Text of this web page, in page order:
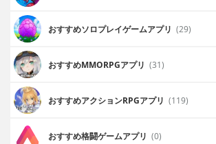
おすすめソロプレイゲームアプリ (29)
おすすめ MMORPGアプリ (31)
おすすめアクションRPGアプリ (119)
おすすめ格闘ゲームアプリ (0)